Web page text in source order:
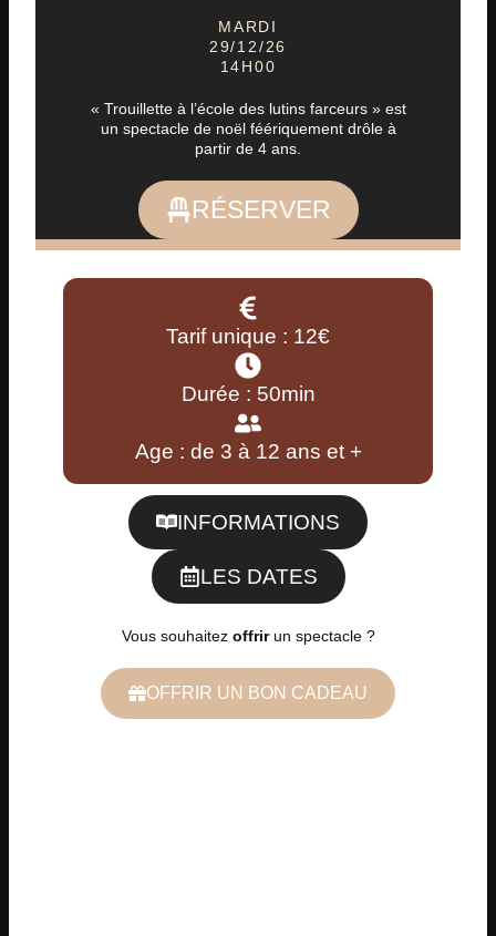
MARDI
29/12/26
14H00
« Trouillette à l’école des lutins farceurs » est
un spectacle de noël féériquement drôle à
partir de 4 ans.
RÉSERVER
Tarif unique : 12€
Durée : 50min
Age : de 3 à 12 ans et +
INFORMATIONS
LES DATES
Vous souhaitez offrirun spectacle ?
OFFRIR UN BON CADEAU